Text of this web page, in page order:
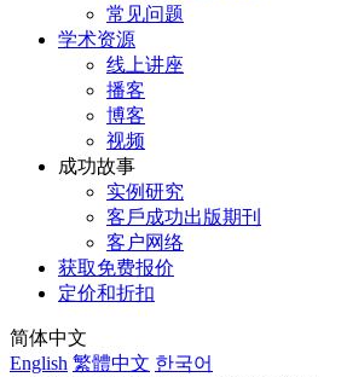
常见问题
学术资源
线上讲座
播客
博客
视频
成功故事
实例研究
客戶成功出版期刊
客户网络
获取免费报价
定价和折扣
简体中文
English 繁體中文 한국어